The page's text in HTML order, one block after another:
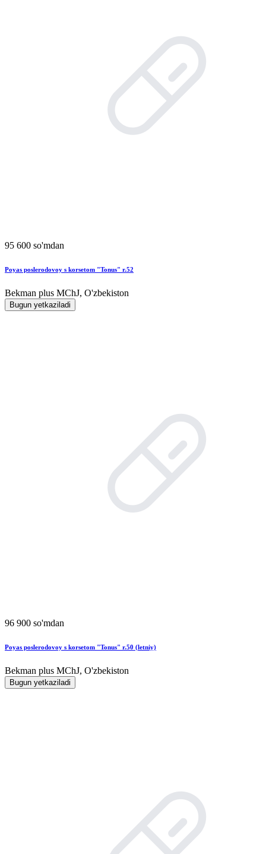
95 600 so'mdan
Poyas poslerodovoy s korsetom "Tonus" r.52
Bekman plus MChJ, O'zbekiston
Bugun yetkaziladi
96 900 so'mdan
Poyas poslerodovoy s korsetom "Tonus" r.50 (letniy)
Bekman plus MChJ, O'zbekiston
Bugun yetkaziladi